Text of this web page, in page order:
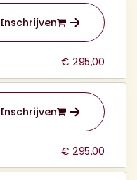
Inschrijven
€ 295,00
Inschrijven
€ 295,00